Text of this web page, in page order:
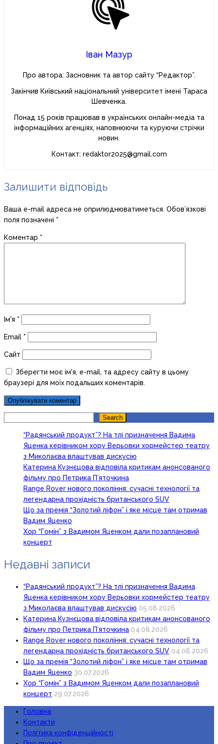
Іван Мазур
Про автора: Засновник та автор сайту “Редактор”.
Закінчив Київський національний університет імені Тараса
Шевченка.
Понад 15 років працював в українських онлайн-медіа та
інформаційних агенціях, наповнюючи та куруючи стрічки
новин.
Контакт: redaktor2025@gmail.com
Залишити відповідь
Ваша e-mail адреса не оприлюднюватиметься. Обов’язкові
поля позначені *
Коментар *
Ім'я *
Email *
Сайт
Зберегти моє ім'я, e-mail, та адресу сайту в цьому
браузері для моїх подальших коментарів.
Search
“Радянський продукт”? На тлі призначення Вадима
Яценка керівником хору Верьовки хормейстер театру
з Миколаєва влаштував дискусію
Катерина Кузнєцова відповіла критикам анонсованого
фільму про Петрика П’яточкина
Range Rover нового покоління: сучасні технології та
легендарна прохідність британського SUV
Що за премія “Золотий ліфон” і яке місце там отримав
Вадим Яценко
Хор “Гомін” з Вадимом Яценком дали позаплановий
концерт
Недавні записи
“Радянський продукт”? На тлі призначення Вадима
Яценка керівником хору Верьовки хормейстер театру
з Миколаєва влаштував дискусію 05.08.2026
Катерина Кузнєцова відповіла критикам анонсованого
фільму про Петрика П’яточкина 04.08.2026
Range Rover нового покоління: сучасні технології та
легендарна прохідність британського SUV 04.08.2026
Що за премія “Золотий ліфон” і яке місце там отримав
Вадим Яценко 30.07.2026
Хор “Гомін” з Вадимом Яценком дали позаплановий
концерт 29.07.2026
Головна
Контакти
Політика конфіденційності